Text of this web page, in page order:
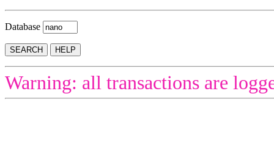
Database
Warning: all transactions are